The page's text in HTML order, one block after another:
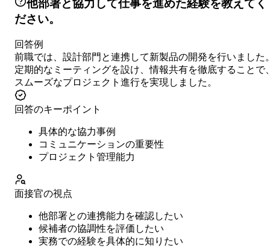
他部署と協力して仕事を進めた経験を教えてく
ださい。
回答例
前職では、設計部門と連携して新製品の開発を行いました
定期的なミーティングを設け、情報共有を徹底することで
スムーズなプロジェクト進行を実現しました。
回答のキーポイント
具体的な協力事例
コミュニケーションの重要性
プロジェクト管理能力
面接官の視点
他部署との連携能力を確認したい
候補者の協調性を評価したい
実務での経験を具体的に知りたい